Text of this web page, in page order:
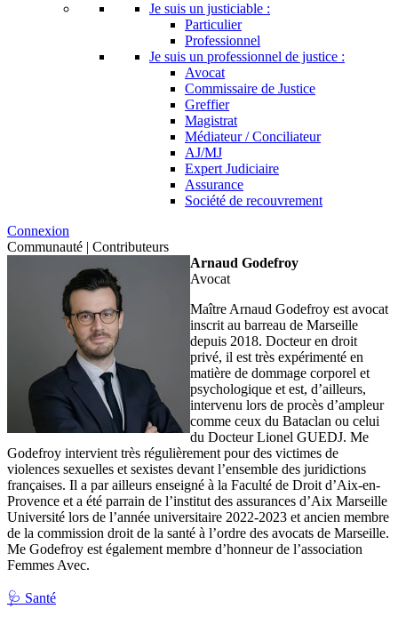
Je suis un justiciable :
Particulier
Professionnel
Je suis un professionnel de justice :
Avocat
Commissaire de Justice
Greffier
Magistrat
Médiateur / Conciliateur
AJ/MJ
Expert Judiciaire
Assurance
Société de recouvrement
Connexion
Communauté | Contributeurs
Arnaud Godefroy
Avocat
Maître Arnaud Godefroy est avocat
inscrit au barreau de Marseille
depuis 2018. Docteur en droit
privé, il est très expérimenté en
matière de dommage corporel et
psychologique et est, d’ailleurs,
intervenu lors de procès d’ampleur
comme ceux du Bataclan ou celui
du Docteur Lionel GUEDJ. Me
Godefroy intervient très régulièrement pour des victimes de
violences sexuelles et sexistes devant l’ensemble des juridictions
françaises. Il a par ailleurs enseigné à la Faculté de Droit d’Aix-en-
Provence et a été parrain de l’institut des assurances d’Aix Marseille
Université lors de l’année universitaire 2022-2023 et ancien membre
de la commission droit de la santé à l’ordre des avocats de Marseille.
Me Godefroy est également membre d’honneur de l’association
Femmes Avec.
🩺 Santé